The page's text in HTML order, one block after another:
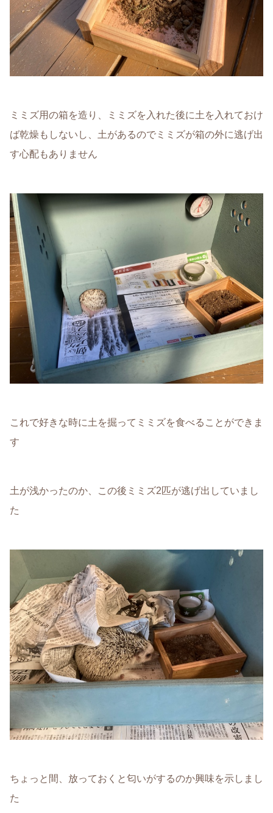
ミミズ用の箱を造り、ミミズを入れた後に土を入れておけ
ば乾燥もしないし、土があるのでミミズが箱の外に逃げ出
す心配もありません
これで好きな時に土を掘ってミミズを食べることができま
す
土が浅かったのか、この後ミミズ2匹が逃げ出していまし
た
ちょっと間、放っておくと匂いがするのか興味を示しまし
た